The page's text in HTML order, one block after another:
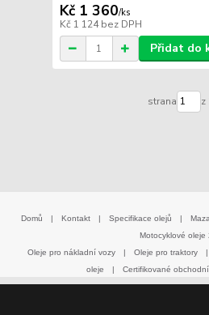
Kč 1 360/ks
Kč 1 124bez DPH
Přidat do
strana z
Domů | Kontakt | Specifikace olejů |
Motocyklové oleje
Oleje pro nákladní vozy
| Oleje pro traktory |
oleje
| Certifikované